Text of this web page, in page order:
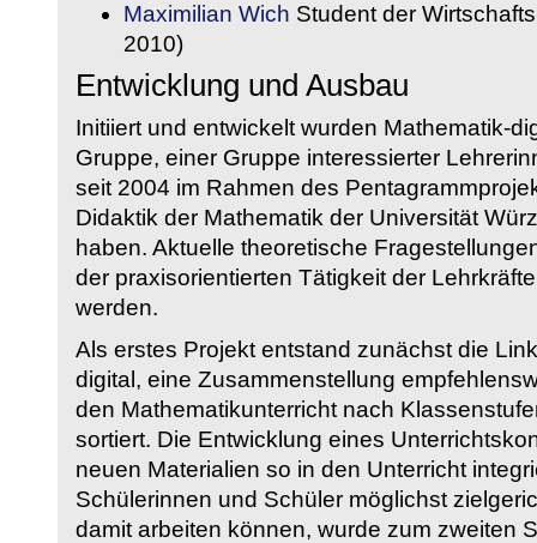
Maximilian Wich Student der
2010)
Entwicklung und Ausbau
Initiiert und entwickelt wurden Mathematik-
Gruppe, einer Gruppe interessierter
seit 2004 im Rahmen des
Didaktik der Mathematik der Universität
haben. Aktuelle theoretische
der praxisorientierten Tätigkeit der
werden.
Als erstes Projekt entstand zunächst die
digital, eine Zusammenstellung
den Mathematikunterricht nach
sortiert. Die Entwicklung eines
neuen Materialien so in den Unterricht
Schülerinnen und Schüler möglichst
damit arbeiten können, wurde zum zweiten